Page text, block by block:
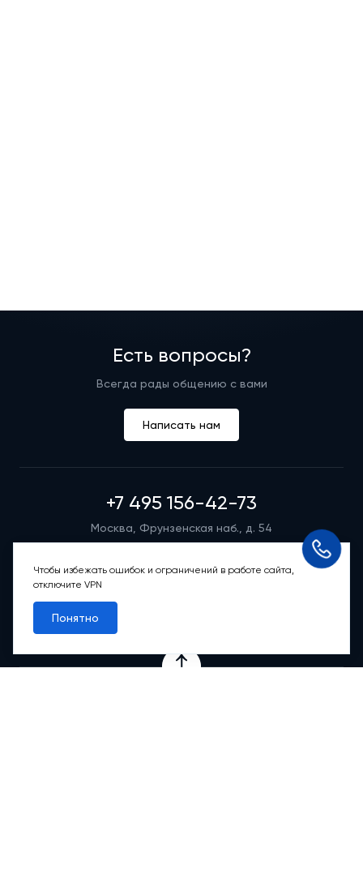
Есть вопросы?
Всегда рады общению с вами
Написать нам
+7 495 156-42-73
Москва, Фрунзенская наб., д. 54
Режим работы группы телефонных продаж
Пн-вс: 9:00 – 21:00
Чтобы избежать ошибок и ограничений в работе сайта,
отключите VPN
Понятно